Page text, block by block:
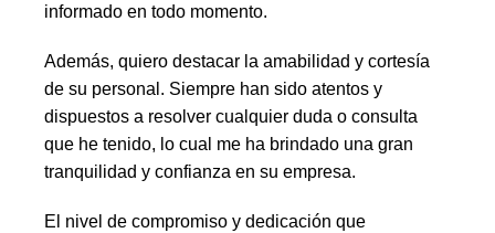
informado en todo momento.
Además, quiero destacar la amabilidad y cortesía
de su personal. Siempre han sido atentos y
dispuestos a resolver cualquier duda o consulta
que he tenido, lo cual me ha brindado una gran
tranquilidad y confianza en su empresa.
El nivel de compromiso y dedicación que